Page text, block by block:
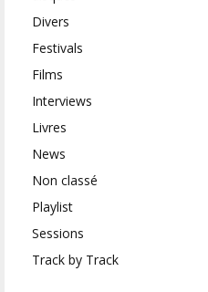
Divers
Festivals
Films
Interviews
Livres
News
Non classé
Playlist
Sessions
Track by Track